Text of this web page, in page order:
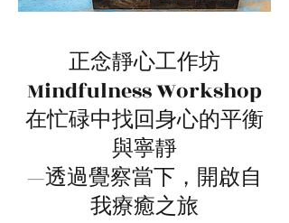
正念靜心工作坊
Mindfulness Workshop
在忙碌中找回身心的平衡
與寧靜
—透過覺察當下，開啟自
我療癒之旅